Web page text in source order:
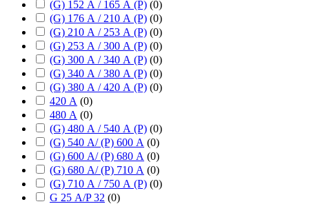
(G) 152 А / 165 А (P) (0)
(G) 176 А / 210 А (P) (0)
(G) 210 А / 253 А (P) (0)
(G) 253 А / 300 А (P) (0)
(G) 300 А / 340 А (P) (0)
(G) 340 А / 380 А (P) (0)
(G) 380 А / 420 А (P) (0)
420 А (0)
480 А (0)
(G) 480 А / 540 А (P) (0)
(G) 540 А/ (P) 600 А (0)
(G) 600 А/ (P) 680 А (0)
(G) 680 А/ (P) 710 А (0)
(G) 710 А / 750 А (P) (0)
G 25 А/P 32 (0)